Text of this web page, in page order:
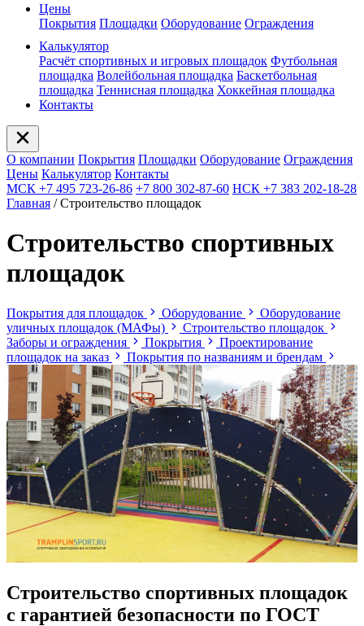
Цены
Покрытия Площадки Оборудование Ограждения
Калькулятор
Расчёт спортивных и игровых площадок Футбольная
площадка Волейбольная площадка Баскетбольная
площадка Теннисная площадка Хоккейная площадка
Контакты
О компании Покрытия Площадки Оборудование Ограждения
Цены Калькулятор Контакты
МСК +7 495 723-26-86 +7 800 302-87-60 НСК +7 383 202-18-28
Главная / Строительство площадок
Строительство спортивных
площадок
Покрытия для площадок Оборудование
Оборудование
уличных площадок (МАФы)
Строительство площадок
Заборы и ограждения
Покрытия
Проектирование
площадок на заказ
Покрытия по названиям и брендам
Строительство спортивных площадок
с гарантией безопасности по ГОСТ